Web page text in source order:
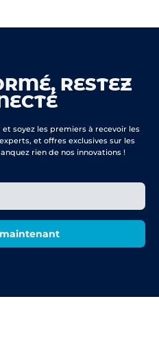
RESTEZ
soyez les premiers à recevoir les
et offres exclusives sur les
rien de nos innovations !